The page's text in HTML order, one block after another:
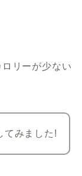
リーが少ない
てみました!